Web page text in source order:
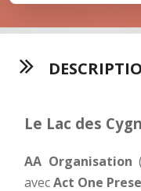
Le Lac des
AA Organisation
avecAct One